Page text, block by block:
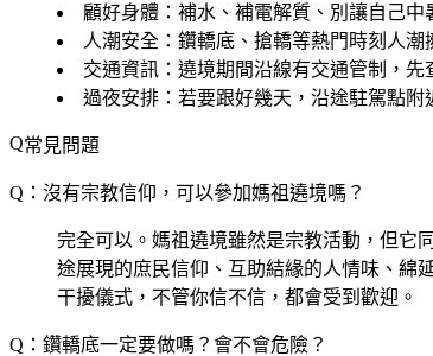
顧好身體 ：補水、補電解質、別讓自己
人潮安全 ：鑽轎底、搶轎等熱門時刻人
交通資訊 ：遶境期間沿線有交通管制，先
過夜安排 ：若要跟好幾天，沿途駐駕點
常見問題
Q：沒有宗教信仰，可以參加媽祖遶境嗎？
完全可以。媽祖遶境雖然是宗教活動，但它
途展現的庶民信仰、互助結緣的人情味、綿
干擾儀式，不管你信不信，都會受到歡迎。
Q：鑽轎底一定要做嗎？會不會危險？